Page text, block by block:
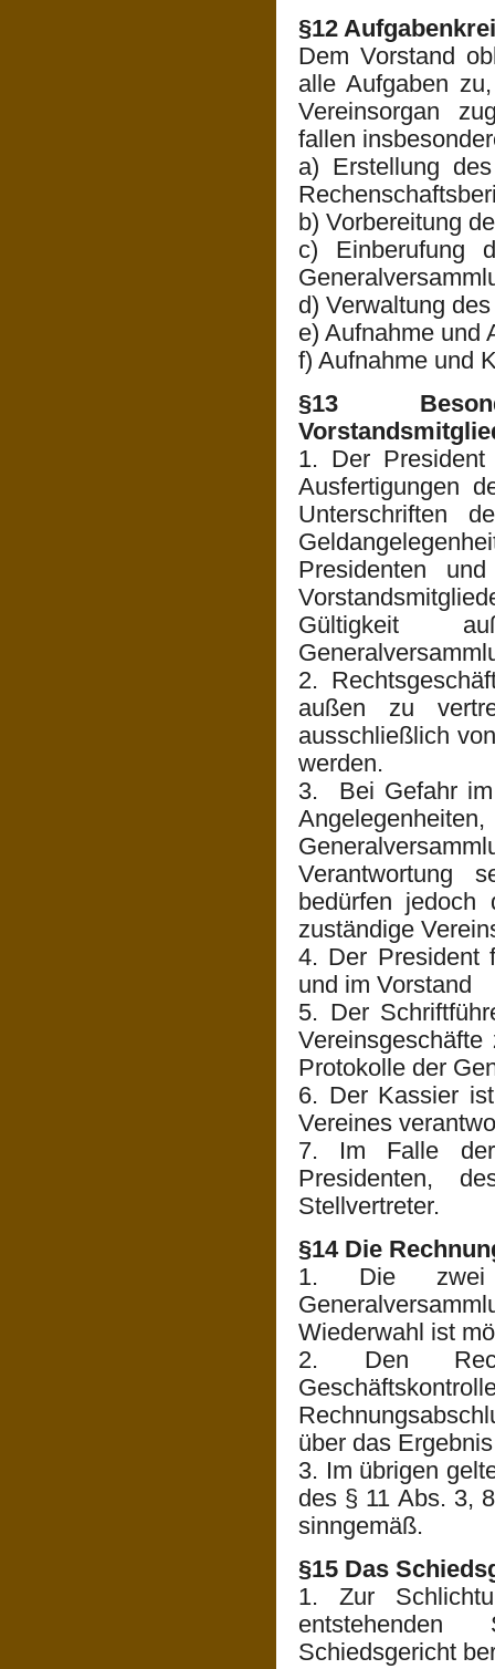
§12
Dem Vorstand
alle Aufgaben
Vereinsorgan
fallen
a) Erstellung
b) Vorbereitung
c) Einberufung
d) Verwaltung
e) Aufnahme und
f) Aufnahme und
§13
1. Der
Ausfertigungen
Unterschriften
Presidenten
Gültigkeit
2.
außen zu
ausschließlich
werden.
3. Bei Gefahr im
Verantwortung
bedürfen jedoch
zuständige
4. Der President
und im Vorstand
5. Der
Protokolle der
6. Der Kassier
Vereines
7. Im Falle
Presidenten,
Stellvertreter.
§14 Die
1. Die zwei
Wiederwahl ist
2. Den
über das
3. Im übrigen
des § 11 Abs. 3,
sinngemäß.
§15 Das
1. Zur
Schiedsgericht